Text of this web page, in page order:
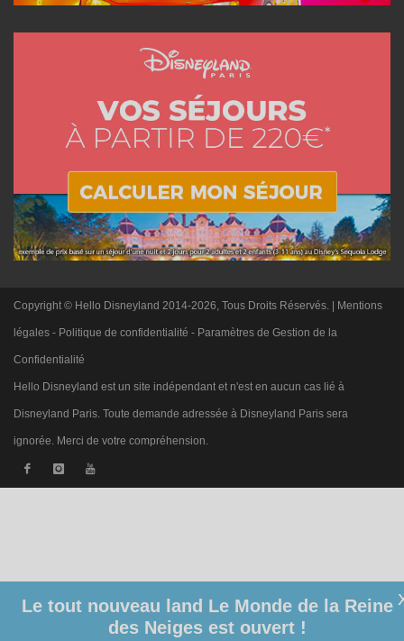
Copyright © Hello Disneyland 2014-2026, Tous Droits Réservés. | Mentions
légales - Politique de confidentialité - Paramètres de Gestion de la
Confidentialité
Hello Disneyland est un site indépendant et n'est en aucun cas lié à
Disneyland Paris. Toute demande adressée à Disneyland Paris sera
ignorée. Merci de votre compréhension.
Le tout nouveau land Le Monde de la Reine
des Neiges est ouvert !